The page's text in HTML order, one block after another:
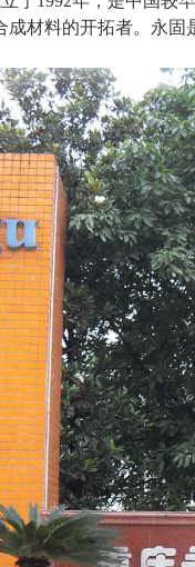
成材料的开拓者。永